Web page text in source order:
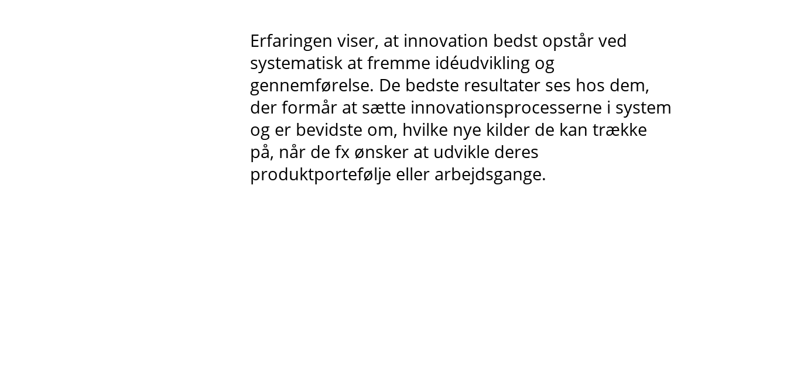
Erfaringen viser, at innovation bedst opstår ved
systematisk at fremme idéudvikling og
gennemførelse. De bedste resultater ses hos dem,
der formår at sætte innovationsprocesserne i system
og er bevidste om, hvilke nye kilder de kan trække
på, når de fx ønsker at udvikle deres
produktportefølje eller arbejdsgange.